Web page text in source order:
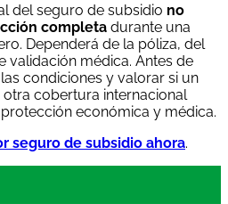
del seguro de subsidio no
completa durante una
Dependerá de la póliza, del
validación médica. Antes de
condiciones y valorar si un
cobertura internacional
económica y médica.
seguro de subsidio ahora.